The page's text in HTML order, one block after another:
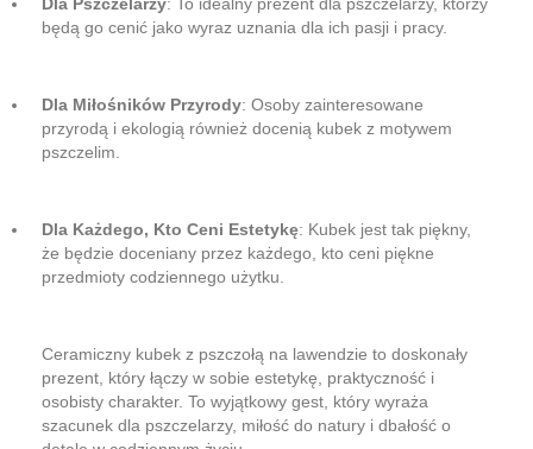
będą go cenić jako wyraz uznania dla ich pasji i pracy.
Dla Miłośników Przyrody: Osoby zainteresowane
przyrodą i ekologią również docenią kubek z motywem
pszczelim.
Dla Każdego, Kto Ceni Estetykę: Kubek jest tak piękny,
że będzie doceniany przez każdego, kto ceni piękne
przedmioty codziennego użytku.
Ceramiczny kubek z pszczołą na lawendzie to doskonały
prezent, który łączy w sobie estetykę, praktyczność i
osobisty charakter. To wyjątkowy gest, który wyraża
szacunek dla pszczelarzy, miłość do natury i dbałość o